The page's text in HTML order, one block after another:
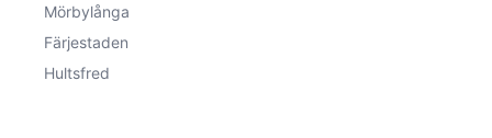
Mörbylånga
Färjestaden
Hultsfred